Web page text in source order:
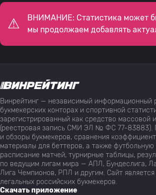
ВНИМАНИЕ: Статистика может
мы продолжаем добавлять
Винрейтинг — независимый информационный
букмекерских конторах и спортивной
зарегистрированный как средство массовой
(реестровая запись СМИ ЭЛ № ФС 77-83883).
и обзоры букмекеров, сравнения
материалы для беттеров, а также футбольную
расписание матчей, турнирные таблицы,
по ведущим лигам мира — АПЛ, Бундеслига,
Лига Чемпионов, РПЛ и другим. Сайт
легальных российских букмекеров.
Скачать приложение